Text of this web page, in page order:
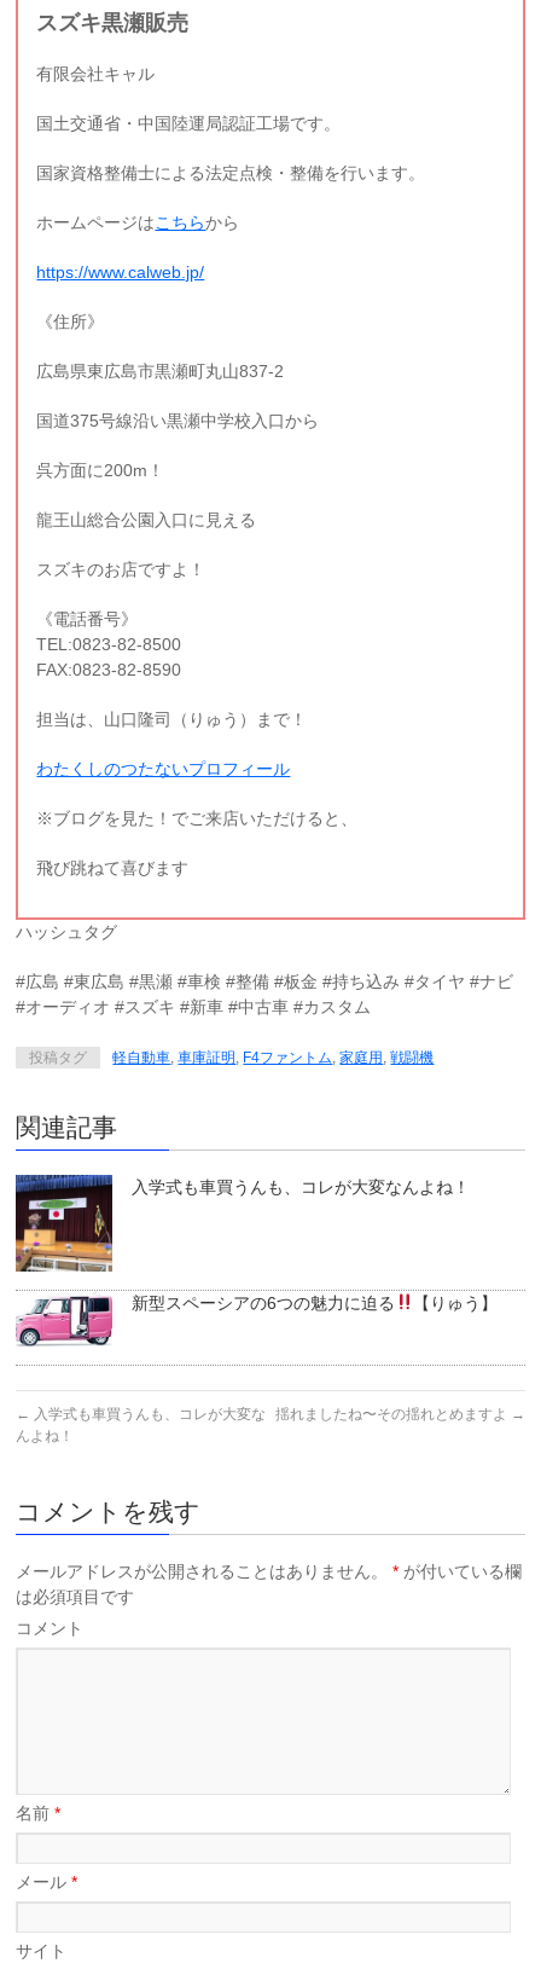
スズキ黒瀬販売
有限会社キャル
国土交通省・中国陸運局認証工場です。
国家資格整備士による法定点検・整備を行います。
ホームページはこちらから
https://www.calweb.jp/
《住所》
広島県東広島市黒瀬町丸山837-2
国道375号線沿い黒瀬中学校入口から
呉方面に200m！
龍王山総合公園入口に見える
スズキのお店ですよ！
《電話番号》
TEL:0823-82-8500
FAX:0823-82-8590
担当は、山口隆司（りゅう）まで！
わたくしのつたないプロフィール
※ブログを見た！でご来店いただけると、
飛び跳ねて喜びます
ハッシュタグ
#広島 #東広島 #黒瀬 #車検 #整備 #板金 #持ち込み #タイヤ #ナビ
#オーディオ #スズキ #新車 #中古車 #カスタム
投稿タグ 軽自動車,車庫証明, F4ファントム,家庭用,戦闘機
関連記事
入学式も車買うんも、コレが大変なんよね！
新型スペーシアの6つの魅力に迫る 【りゅう】
← 入学式も車買うんも、コレが大変な
んよね！
揺れましたね〜その揺れとめますよ →
コメントを残す
メールアドレスが公開されることはありません。 * が付いている欄
は必須項目です
コメント
名前*
メール*
サイト